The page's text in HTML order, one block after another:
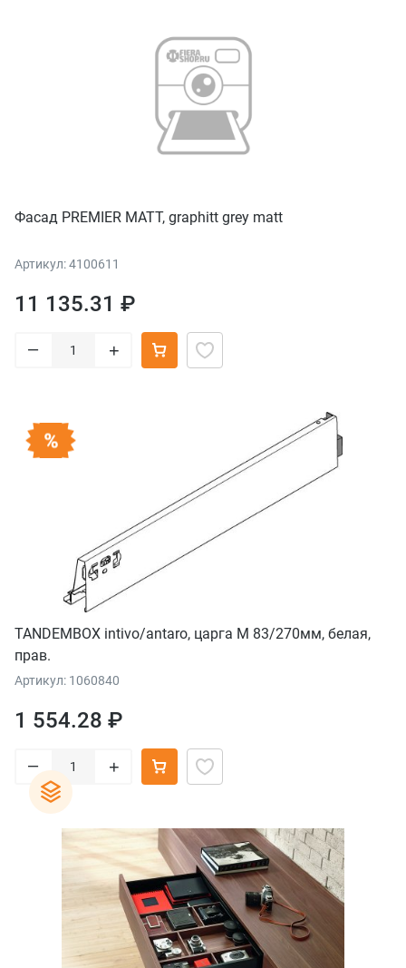
Фасад PREMIER MATT, graphitt grey matt
Артикул: 4100611
11 135.31 ₽
– +
TANDEMBOX intivo/antaro, царга М 83/270мм, белая,
прав.
Артикул: 1060840
1 554.28 ₽
– +